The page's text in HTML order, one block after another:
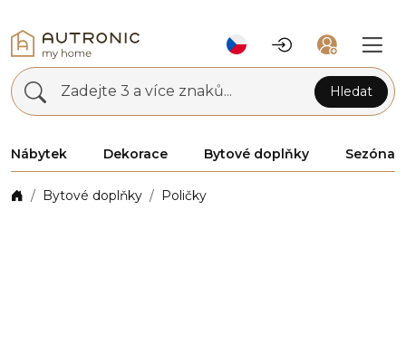
Zadejte 3 a více znaků... Hledat
Nábytek Dekorace Bytové doplňky Sezóna
Bytové doplňky Poličky